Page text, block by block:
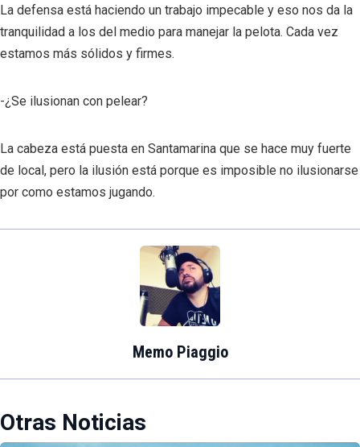
La defensa está haciendo un trabajo impecable y eso nos da la
tranquilidad a los del medio para manejar la pelota. Cada vez
estamos más sólidos y firmes.
-¿Se ilusionan con pelear?
La cabeza está puesta en Santamarina que se hace muy fuerte
de local, pero la ilusión está porque es imposible no ilusionarse
por como estamos jugando.
Memo Piaggio
Otras Noticias